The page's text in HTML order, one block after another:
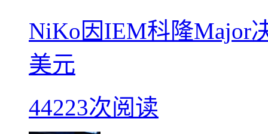
NiKo因IEM科隆Major
美元
44223次阅读